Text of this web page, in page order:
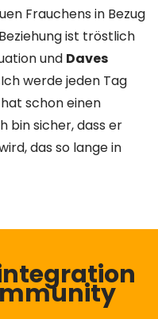
Frauchens in Bezug
ist tröstlich
und Daves
werde jeden Tag
schon einen
bin sicher, dass er
das so lange in